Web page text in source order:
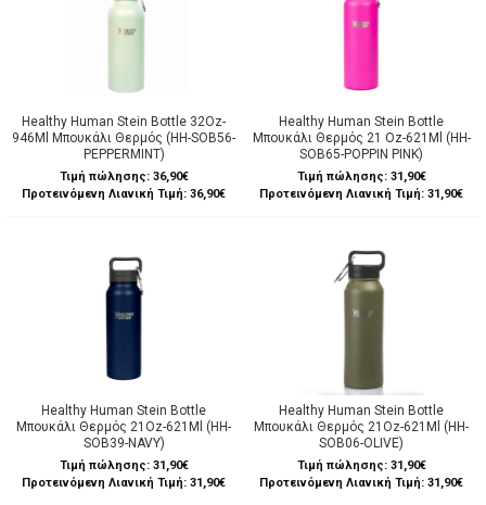
Healthy Human Stein Bottle 32Oz-
946Ml Μπουκάλι Θερμός (HH-SOB56-
PEPPERMINT)
Τιμή πώλησης: 36,90€
Προτεινόμενη Λιανική Τιμή: 36,90€
Healthy Human Stein Bottle
Μπουκάλι Θερμός 21 Oz-621Ml (HH-
SOB65-POPPIN PINK)
Τιμή πώλησης: 31,90€
Προτεινόμενη Λιανική Τιμή: 31,90€
Healthy Human Stein Bottle
Μπουκάλι Θερμός 21Oz-621Ml (HH-
SOB39-NAVY)
Τιμή πώλησης: 31,90€
Προτεινόμενη Λιανική Τιμή: 31,90€
Healthy Human Stein Bottle
Μπουκάλι Θερμός 21Oz-621Ml (HH-
SOB06-OLIVE)
Τιμή πώλησης: 31,90€
Προτεινόμενη Λιανική Τιμή: 31,90€